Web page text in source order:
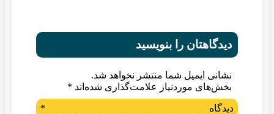
دیدگاهتان را بنویسید
نشانی ایمیل شما منتشر نخواهد شد.
بخش‌های موردنیاز علامت‌گذاری شده‌اند *
دیدگاه *